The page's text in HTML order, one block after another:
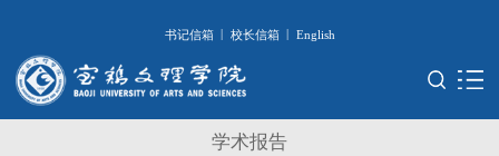
书记信箱 | 校长信箱 | English
学术报告